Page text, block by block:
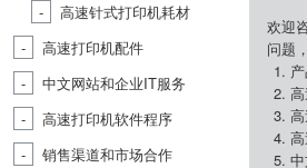
高速针式打印机耗材
高速打印机配件
中文网站和企业IT服务
高速打印机软件程序
销售渠道和市场合作
欢迎
问题